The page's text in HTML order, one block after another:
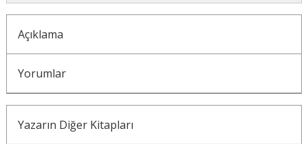
Açıklama
Yorumlar
Yazarın Diğer Kitapları